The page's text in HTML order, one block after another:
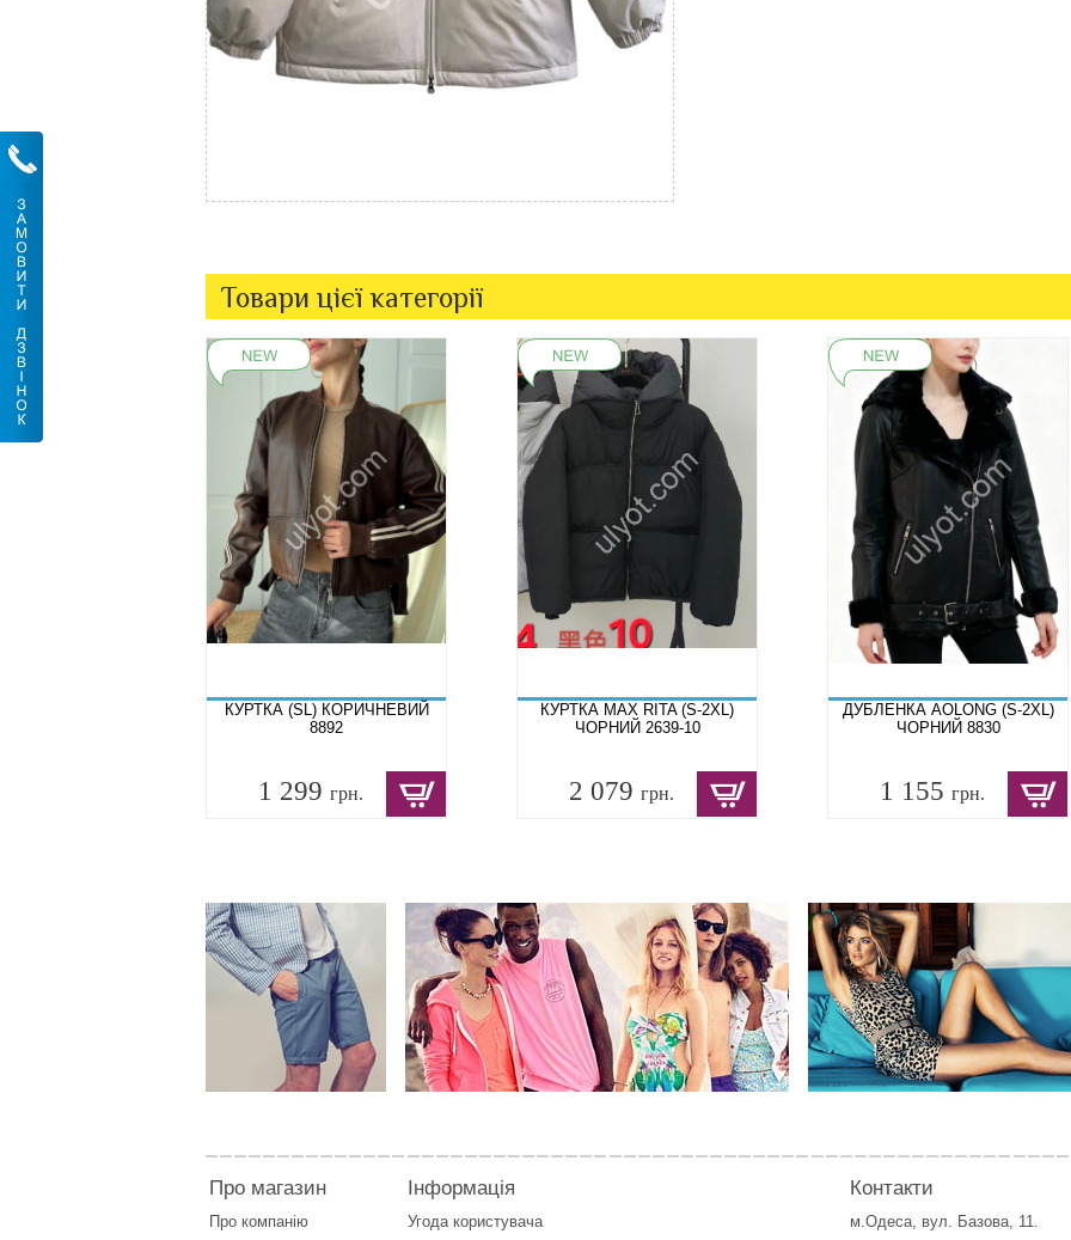
Товари цієї категорії
КУРТКА (SL) КОРИЧНЕВИЙ
8892
1 299 грн.
КУРТКА MAX RITA (S-2XL)
ЧОРНИЙ 2639-10
2 079 грн.
ДУБЛЕНКА AOLONG (S-2XL)
ЧОРНИЙ 8830
1 155 грн.
Про магазин
Про компанію
Інформація
Угода користувача
Контакти
м.Одеса, вул. Базова, 11.